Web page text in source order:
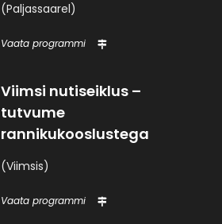
(Paljassaarel)
Vaata programmi
Viimsi nutiseiklus –
tutvume
rannikukooslustega
(Viimsis)
Vaata programmi